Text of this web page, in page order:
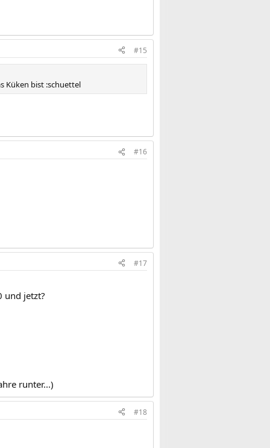
#15
Küken bist :schuettel
#16
#17
und jetzt?
runter...)
#18